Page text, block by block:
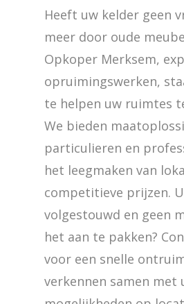
Heeft uw kelder geen
meer door oude
Opkoper Merksem,
opruimingswerken,
te helpen uw ruimtes
We bieden
particulieren en
het leegmaken van
competitieve prijzen.
volgestouwd en geen
het aan te pakken?
voor een snelle
verkennen samen met